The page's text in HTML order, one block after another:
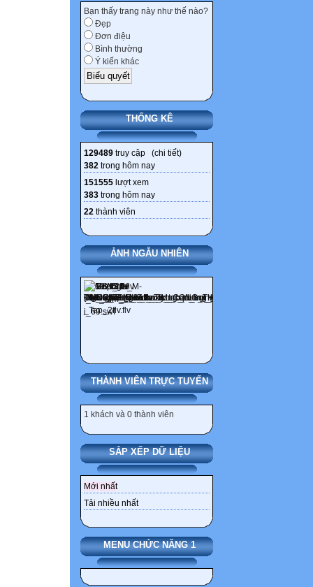
Bạn thấy trang này như thế nào?
Đẹp
Đơn điệu
Bình thường
Ý kiến khác
THỐNG KÊ
129489 truy cập (chi tiết)
382 trong hôm nay
151555 lượt xem
383 trong hôm nay
22 thành viên
ẢNH NGẪU NHIÊN
THÀNH VIÊN TRỰC TUYẾN
1 khách và 0 thành viên
SẮP XẾP DỮ LIỆU
Mới nhất
Tải nhiều nhất
MENU CHỨC NĂNG 1